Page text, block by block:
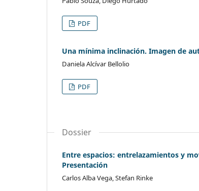
PDF
Una mínima inclinación. Imagen de
Daniela Alcívar Bellolio
PDF
Dossier
Entre espacios: entrelazamientos y
Presentación
Carlos Alba Vega, Stefan Rinke